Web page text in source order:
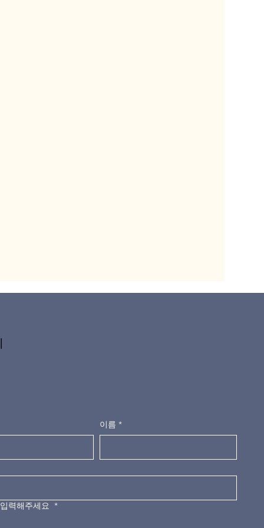
이름 *
력해주세요 *